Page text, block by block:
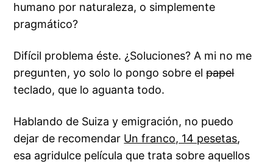
humano por naturaleza, o simplemente
pragmático?
Difícil problema éste. ¿Soluciones? A mi no me
pregunten, yo solo lo pongo sobre elpapel
teclado, que lo aguanta todo.
Hablando de Suiza y emigración, no puedo
dejar de recomendar Un franco, 14 pesetas,
esa agridulce película que trata sobre aquellos